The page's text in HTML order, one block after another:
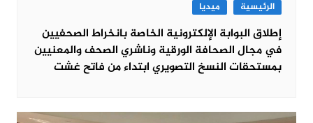
الرئيسية ميديا
إطلاق البوابة الإلكترونية الخاصة بانخراط الصحفيين
في مجال الصحافة الورقية وناشري الصحف والمعنيين
بمستحقات النسخ التصويري ابتداء من فاتح غشت